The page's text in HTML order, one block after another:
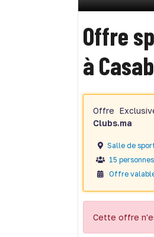
Offre
à
Offre
Clubs.ma
Salle de
15
Offre
Cette offre